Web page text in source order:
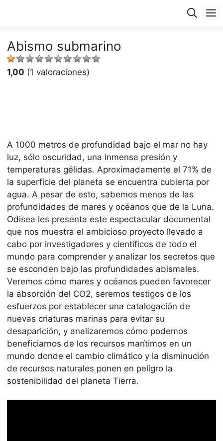
Abismo submarino
1,00 (1 valoraciones)
A 1000 metros de profundidad bajo el mar no hay
luz, sólo oscuridad, una inmensa presión y
temperaturas gélidas. Aproximadamente el 71% de
la superficie del planeta se encuentra cubierta por
agua. A pesar de esto, sabemos menos de las
profundidades de mares y océanos que de la Luna.
Odisea les presenta este espectacular documental
que nos muestra el ambicioso proyecto llevado a
cabo por investigadores y científicos de todo el
mundo para comprender y analizar los secretos que
se esconden bajo las profundidades abismales.
Veremos cómo mares y océanos pueden favorecer
la absorción del CO2, seremos testigos de los
esfuerzos por establecer una catalogación de
nuevas criaturas marinas para evitar su
desaparición, y analizaremos cómo podemos
beneficiarnos de los recursos marítimos en un
mundo donde el cambio climático y la disminución
de recursos naturales ponen en peligro la
sostenibilidad del planeta Tierra.